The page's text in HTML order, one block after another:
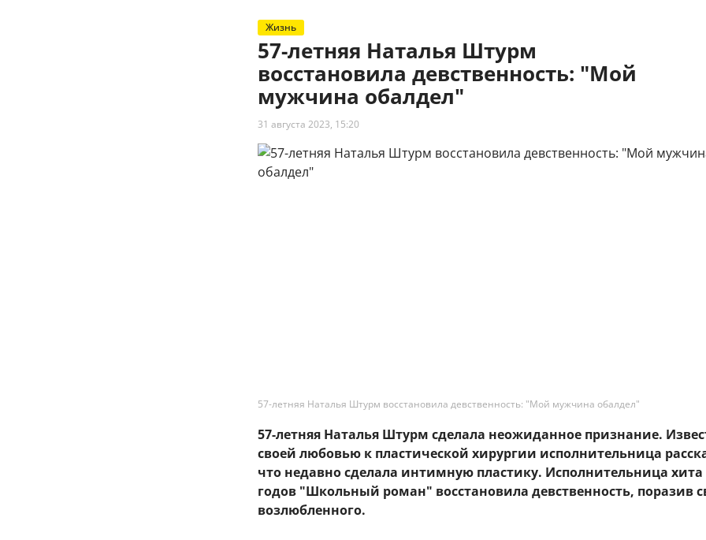
Жизнь
57-летняя Наталья Штурм
восстановила девственность: "Мой
мужчина обалдел"
31 августа 2023, 15:20
57-летняя Наталья Штурм восстановила девственность: "Мой мужчина обалдел"
57-летняя Наталья Штурм сделала неожиданное признание.
своей любовью к пластической хирургии исполнительница
что недавно сделала интимную пластику. Исполнительница хита
годов "Школьный роман" восстановила девственность, поразив
возлюбленного.